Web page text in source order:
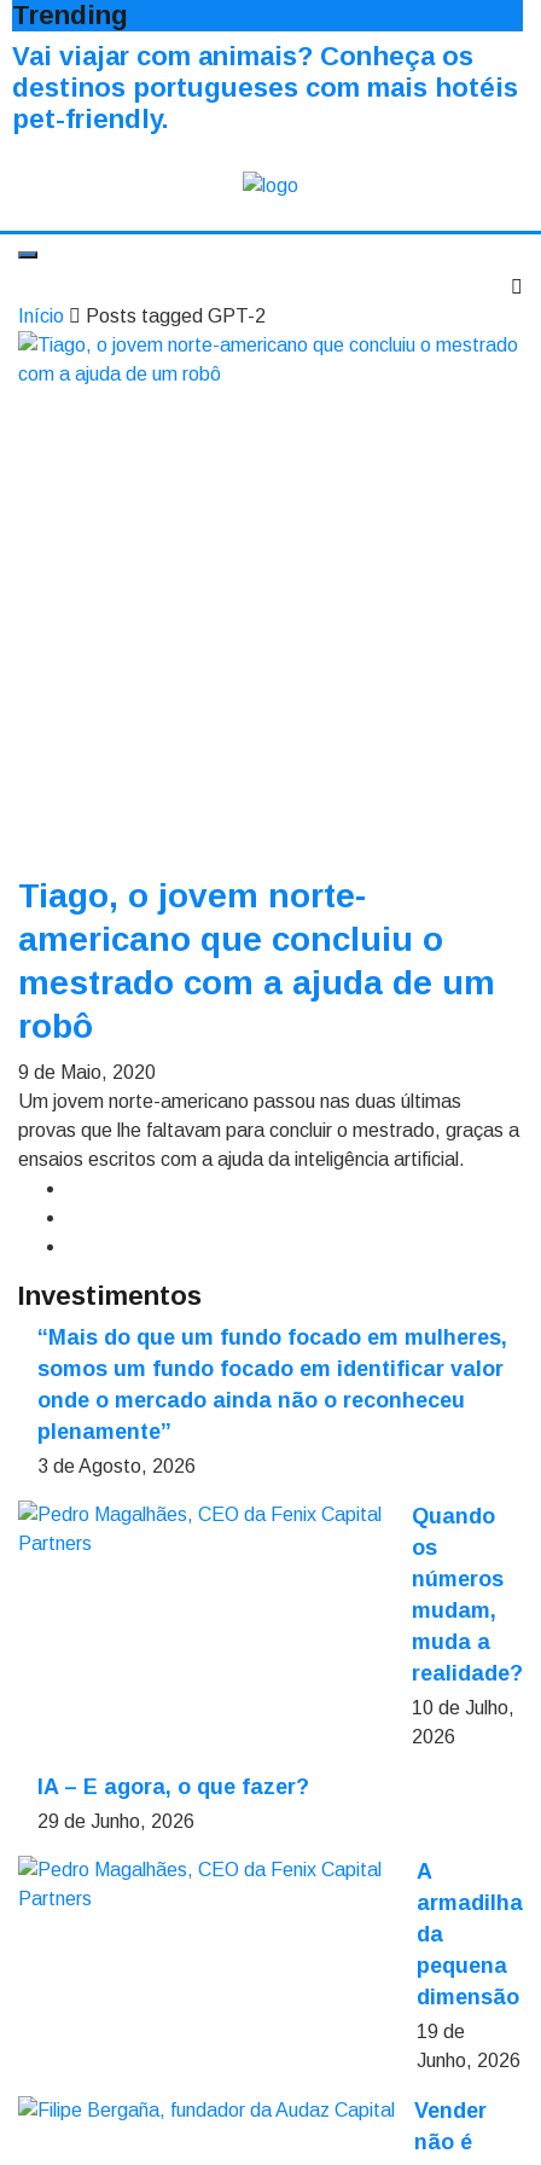
Trending
Vai viajar com animais? Conheça os
destinos portugueses com mais hotéis
pet-friendly.
Início Posts tagged GPT-2
Tiago, o jovem norte-
americano que concluiu o
mestrado com a ajuda de um
robô
9 de Maio, 2020
Um jovem norte-americano passou nas duas últimas
provas que lhe faltavam para concluir o mestrado, graças a
ensaios escritos com a ajuda da inteligência artificial.
Investimentos
“Mais do que um fundo focado em mulheres,
somos um fundo focado em identificar valor
onde o mercado ainda não o reconheceu
plenamente”
3 de Agosto, 2026
Quando
os
números
mudam,
muda a
realidade?
10 de Julho,
2026
IA – E agora, o que fazer?
29 de Junho, 2026
A
armadilha
da
pequena
dimensão
19 de
Junho, 2026
Vender
não é